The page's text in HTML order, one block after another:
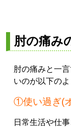
肘の痛み
肘の痛みと一
いのが以下のよ
①使い過ぎ(
日常生活や仕